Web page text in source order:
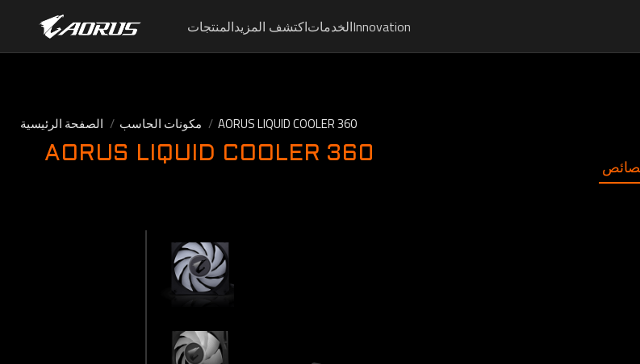
المنتجاتاكتشف المزيدالخدماتInnovation
الصفحة الرئيسية مكونات الحاسب AORUS LIQUID COOLER 360
AORUS LIQUID COOLER 360